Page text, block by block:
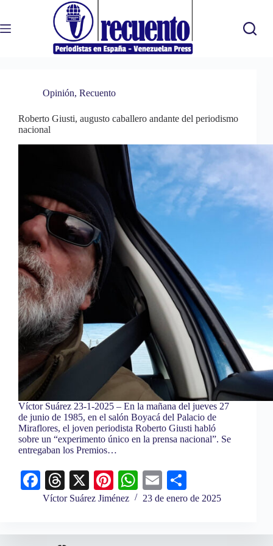
contenido
Opinión, Recuento
Roberto Giusti, augusto caballero andante del periodismo
nacional
Víctor Suárez 23-1-2025 – En la mañana del jueves 27
de junio de 1985, en el salón Boyacá del Palacio de
Miraflores, el joven periodista Roberto Giusti habló
sobre un “experimento único en la prensa nacional”. Se
entregaban los Premios…
Fa
ce
ok
T
hr
ds
X
Pi
nt
es
W
ha
A
E
m o
pa
Víctor Suárez Jiménez 23 de enero de 2025